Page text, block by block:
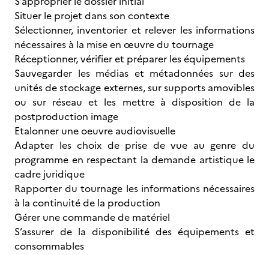
Situer le projet dans son contexte
Sélectionner, inventorier et relever les informations
nécessaires à la mise en œuvre du tournage
Réceptionner, vérifier et préparer les équipements
Sauvegarder les médias et métadonnées sur des
unités de stockage externes, sur supports amovibles
ou sur réseau et les mettre à disposition de la
postproduction image
Etalonner une oeuvre audiovisuelle
Adapter les choix de prise de vue au genre du
programme en respectant la demande artistique le
cadre juridique
Rapporter du tournage les informations nécessaires
à la continuité de la production
Gérer une commande de matériel
S’assurer de la disponibilité des équipements et
consommables